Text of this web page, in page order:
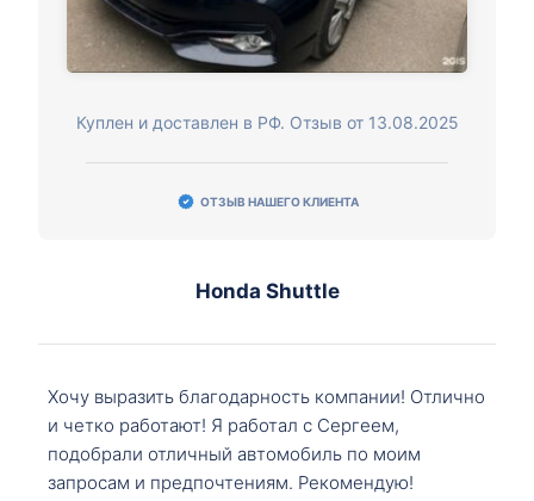
Куплен и доставлен в РФ. Отзыв от 13.08.2025
ОТЗЫВ НАШЕГО КЛИЕНТА
Honda Shuttle
Хочу выразить благодарность компании! Отлично
и четко работают! Я работал с Сергеем,
подобрали отличный автомобиль по моим
запросам и предпочтениям. Рекомендую!